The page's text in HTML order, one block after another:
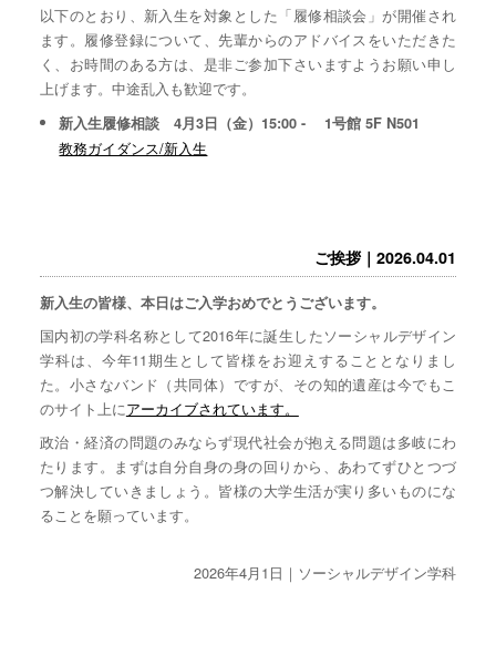
以下のとおり、新入生を対象とした「履修相談会」が開催され
ます。履修登録について、先輩からのアドバイスをいただきた
く、お時間のある方は、是非ご参加下さいますようお願い申し
上げます。中途乱入も歓迎です。
新入生履修相談 4月3日（金）15:00 - 1号館 5F N501
教務ガイダンス/新入生
ご挨拶｜2026.04.01
新入生の皆様、本日はご入学おめでとうございます。
国内初の学科名称として2016年に誕生したソーシャルデザイン
学科は、今年11期生として皆様をお迎えすることとなりまし
た。小さなバンド（共同体）ですが、その知的遺産は今でもこ
のサイト上にアーカイブされています。
政治・経済の問題のみならず現代社会が抱える問題は多岐にわ
たります。まずは自分自身の身の回りから、あわてずひとつづ
つ解決していきましょう。皆様の大学生活が実り多いものにな
ることを願っています。
2026年4月1日｜ソーシャルデザイン学科